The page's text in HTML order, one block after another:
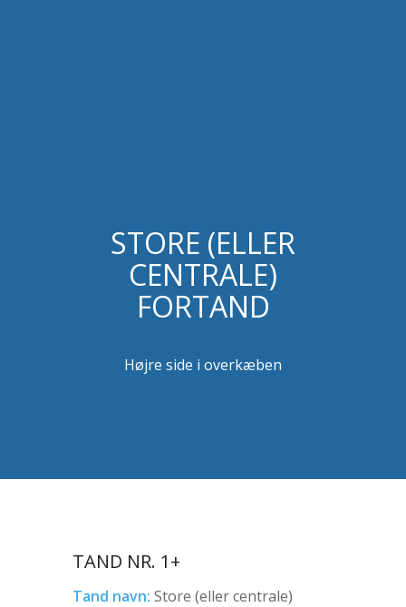
STORE (ELLER
CENTRALE)
FORTAND
Højre side i overkæben
TAND NR. 1+
Tand navn: Store (eller centrale)